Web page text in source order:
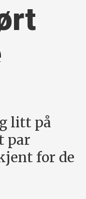
litt på
par
for de